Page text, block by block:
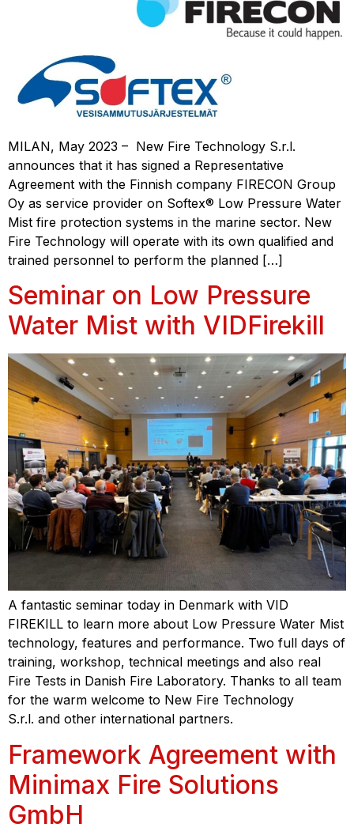
MILAN, May 2023 – New Fire Technology S.r.l.
announces that it has signed a Representative
Agreement with the Finnish company FIRECON Group
Oy as service provider on Softex® Low Pressure Water
Mist fire protection systems in the marine sector. New
Fire Technology will operate with its own qualified and
trained personnel to perform the planned […]
Seminar on Low Pressure
Water Mist with VIDFirekill
A fantastic seminar today in Denmark with VID
FIREKILL to learn more about Low Pressure Water Mist
technology, features and performance. Two full days of
training, workshop, technical meetings and also real
Fire Tests in Danish Fire Laboratory. Thanks to all team
for the warm welcome to New Fire Technology
S.r.l. and other international partners.
Framework Agreement with
Minimax Fire Solutions
GmbH